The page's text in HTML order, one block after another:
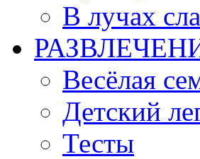
В лучах
Весёлая
Детский
Тесты